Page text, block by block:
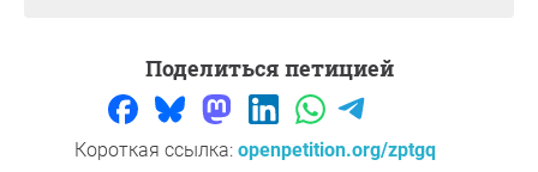
2023 году составил 4,7 на 1000 человек населения.
Исследования показывают что большинство
конфликтов в семье связаны с несогласованностью
ожиданий, нераспределёнными ролями и отсутствием
Поделиться петицией
Короткая ссылка: openpetition.org/zptgq